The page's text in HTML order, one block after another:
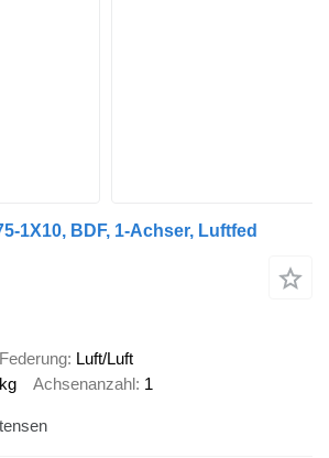
1X10, BDF, 1-Achser, Luftfed
Federung Luft/Luft
Achsenanzahl 1